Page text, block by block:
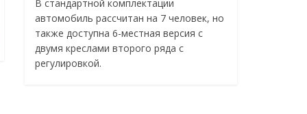
В стандартной комплектации
автомобиль рассчитан на 7 человек, но
также доступна 6-местная версия с
двумя креслами второго ряда с
регулировкой.